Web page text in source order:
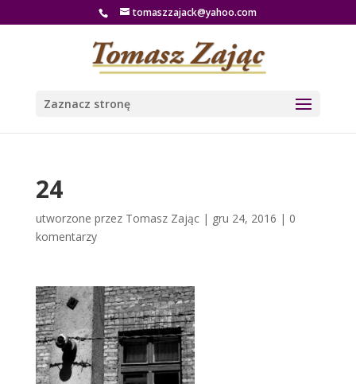
tomaszzajack@yahoo.com
Zaznacz stronę
24
utworzone przez Tomasz Zając| gru 24, 2016 | 0
komentarzy